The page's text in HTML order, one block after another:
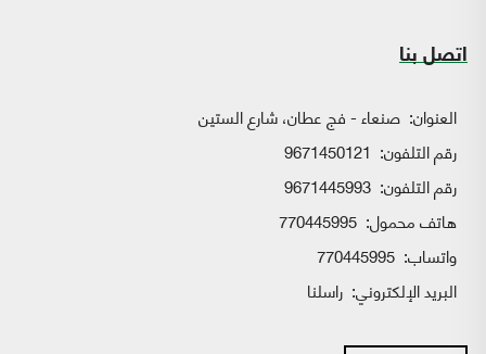
اتصل بنا
العنوان: صنعاء - فج عطان، شارع الستين
رقم التلفون: 9671450121
رقم التلفون: 9671445993
هاتف محمول: 770445995
واتساب:
البريد الإلكتروني: راسلنا